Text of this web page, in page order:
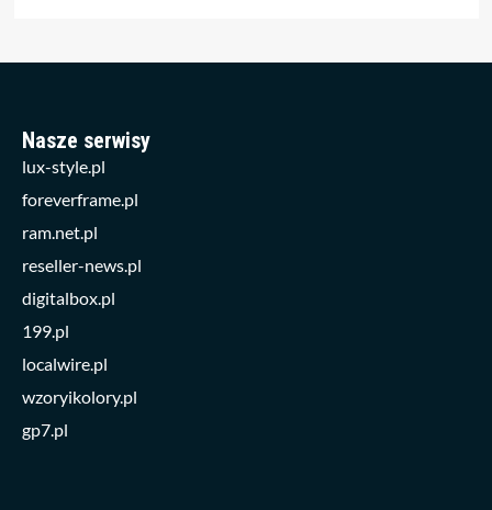
Nasze serwisy
lux-style.pl
foreverframe.pl
ram.net.pl
reseller-news.pl
digitalbox.pl
199.pl
localwire.pl
wzoryikolory.pl
gp7.pl